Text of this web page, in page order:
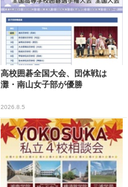
高校囲碁全国大会、団体戦は
灘・南山女子部が優勝
2026.8.5